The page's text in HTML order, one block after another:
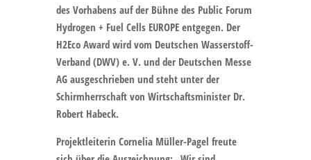
des Vorhabens auf der Bühne des Public Forum
Hydrogen + Fuel Cells EUROPE entgegen. Der
H2Eco Award wird vom Deutschen Wasserstoff-
Verband (DWV) e. V. und der Deutschen Messe
AG ausgeschrieben und steht unter der
Schirmherrschaft von Wirtschaftsminister Dr.
Robert Habeck.
Projektleiterin Cornelia Müller-Pagel freute